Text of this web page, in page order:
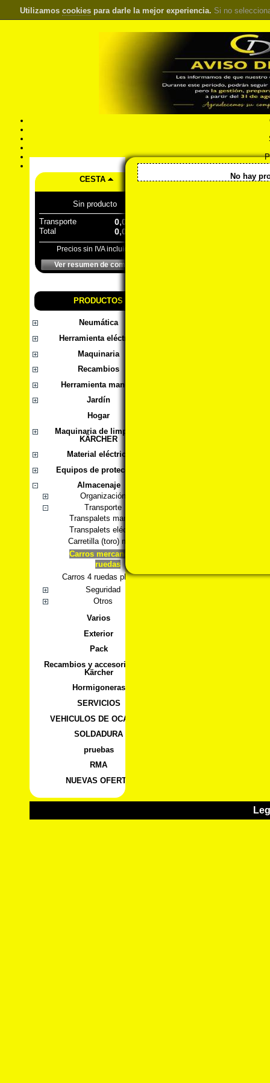
Utilizamos cookies para darle la mejor experiencia. Si no
CESTA
Sin producto
Transporte
0,00 €
Total 0,00 €
Precios sin IVA incluido
Ver resumen de compra
PRODUCTOS
Neumática
Herramienta eléctrica
Maquinaria
Recambios
Herramienta manual
Jardín
Hogar
Maquinaria de limpieza
KÄRCHER
Material eléctrico
Equipos de protección
Almacenaje
Organización
Transporte
Transpalets manuales
Transpalets eléctricos
Carretilla (toro) manual
Carros mercancías 2
ruedas
Carros 4 ruedas plegables
Seguridad
Otros
Varios
Exterior
Pack
Recambios y accesorios para
Kärcher
Hormigoneras
SERVICIOS
VEHICULOS DE OCASION
SOLDADURA
pruebas
RMA
NUEVAS OFERTA
No hay